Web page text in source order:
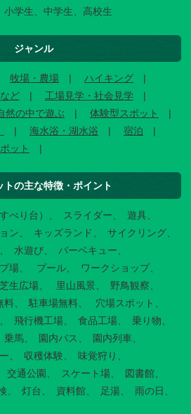
学生、中学生、高校生
ジャンル
牧場・農場
ハイキング
ど
工場見学・社会見学
然の中で遊ぶ
体験型スポット
海水浴・湖水浴
宿泊
ット
トの主な特徴・ポイント
べり台） スライダー
遊具
ン キッズランド
サイクリング
水遊び
バーベキュー
場 プール
ワークショップ
芝生広場 里山風景
野鳥観察
料 駐車場無料
穴場スポット
飛行機工場 食品工場
乗り物
乗馬 園内バス
園内列車
収穫体験
味覚狩り
交通公園 スケート場
図書館
灯台 資料館 足湯
雨の日